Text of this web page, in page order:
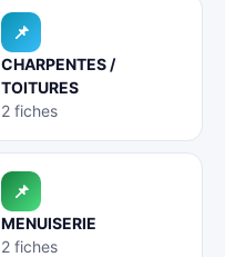
📌
CHARPENTES /
TOITURES
2 fiches
📌
MENUISERIE
2 fiches